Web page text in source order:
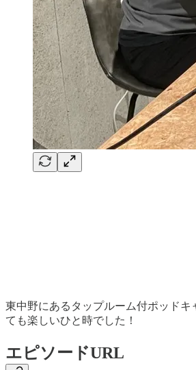
東中野にあるタップルーム付ポッド
ても楽しいひと時でした！
エピソードURL